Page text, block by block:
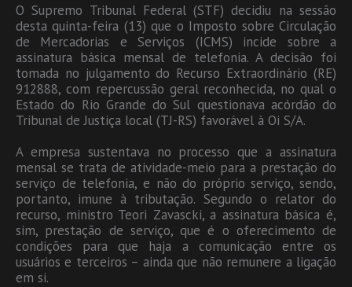
O Supremo Tribunal Federal (STF) decidiu na sessão
desta quinta-feira (13) que o Imposto sobre Circulação
de Mercadorias e Serviços (ICMS) incide sobre a
assinatura básica mensal de telefonia. A decisão foi
tomada no julgamento do Recurso Extraordinário (RE)
912888, com repercussão geral reconhecida, no qual o
Estado do Rio Grande do Sul questionava acórdão do
Tribunal de Justiça local (TJ-RS) favorável à Oi S/A.
A empresa sustentava no processo que a assinatura
mensal se trata de atividade-meio para a prestação do
serviço de telefonia, e não do próprio serviço, sendo,
portanto, imune à tributação. Segundo o relator do
recurso, ministro Teori Zavascki, a assinatura básica é,
sim, prestação de serviço, que é o oferecimento de
condições para que haja a comunicação entre os
usuários e terceiros – ainda que não remunere a ligação
em si.